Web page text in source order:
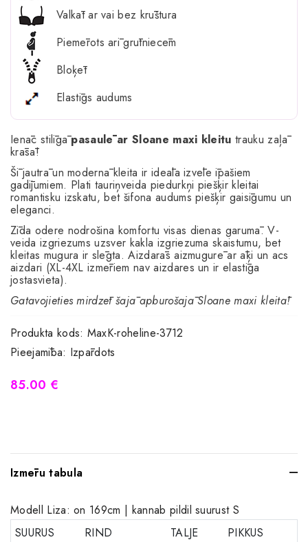
Valkāt ar vai bez krūštura
Piemērots arī grūtniecēm
Bloķēt
Elastīgs audums
Ienāc stilīgāpasaulē ar Sloane maxi kleitu trauku zaļā
krāsā!
Šī jautrā un modernā kleita ir ideāla izvēle īpašiem
gadījumiem. Plati tauriņveida piedurkņi piešķir kleitai
romantisku izskatu, bet šifona audums piešķir gaisīgumu un
eleganci.
Zīda odere nodrošina komfortu visas dienas garumā. V-
veida izgriezums uzsver kakla izgriezuma skaistumu, bet
kleitas mugura ir slēgta. Aizdarās aizmugurē ar āķi un acs
aizdari (XL-4XL izmēriem nav aizdares un ir elastīga
jostasvieta).
Gatavojieties mirdzēt šajā apburošajā Sloane maxi kleitā!
Produkta kods: MaxK-roheline-3712
Pieejamība: Izpārdots
85.00 €
Izmēru tabula
Modell Liza: on 169cm | kannab pildil suurust S
SUURUS
RIND
TALJE
PIKKUS